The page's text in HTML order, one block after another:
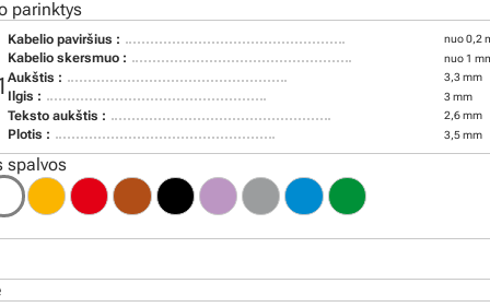
parinktys
Kabelio paviršius : nuo 0,2
Kabelio skersmuo : nuo 1
Aukštis : 3,3 mm
Ilgis : 3 mm
Teksto aukštis : 2,6 mm
Plotis : 3,5 mm
spalvos